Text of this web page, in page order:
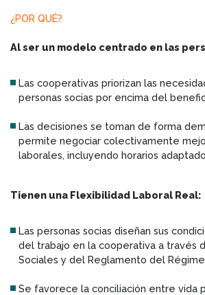
¿POR QUÉ?
Al ser un modelo centrado en las
Las cooperativas priorizan las
personas socias por encima del
Las decisiones se toman de forma
permite negociar colectivamente
laborales, incluyendo horarios
Tienen una Flexibilidad Laboral Real:
Las personas socias diseñan sus
del trabajo en la cooperativa a través
Sociales y del Reglamento del
Se favorece la conciliación entre vida